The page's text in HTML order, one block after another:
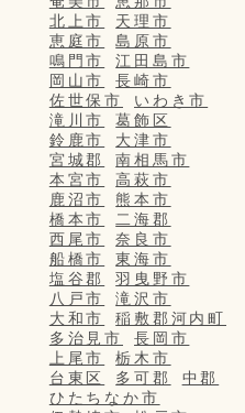
北上市
天理市
恵庭市
島原市
鳴門市
江田島市
岡山市
長崎市
佐世保市
いわき市
滝川市
葛飾区
鈴鹿市
大津市
宮城郡
南相馬市
本宮市
高萩市
鹿沼市
熊本市
橋本市
二海郡
西尾市
奈良市
船橋市
東海市
塩谷郡
羽曳野市
八戸市
滝沢市
大和市
稲敷郡河内町
多治見市
長岡市
上尾市
栃木市
台東区
多可郡
中郡
ひたちなか市